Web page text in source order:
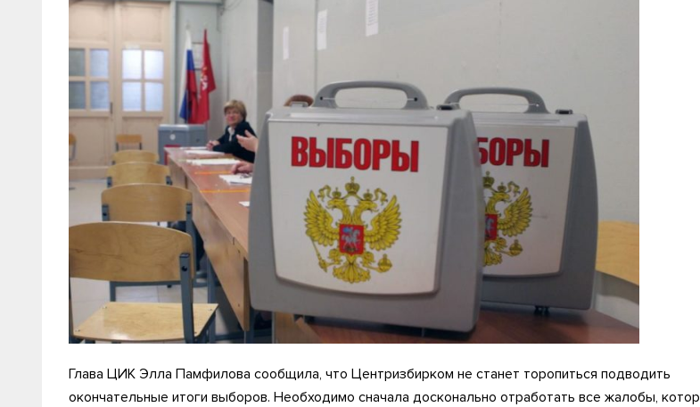
Глава ЦИК Элла Памфилова сообщила, что Центризбирком не станет торопиться подводить
окончательные итоги выборов. Необходимо сначала досконально отработать все жалобы,